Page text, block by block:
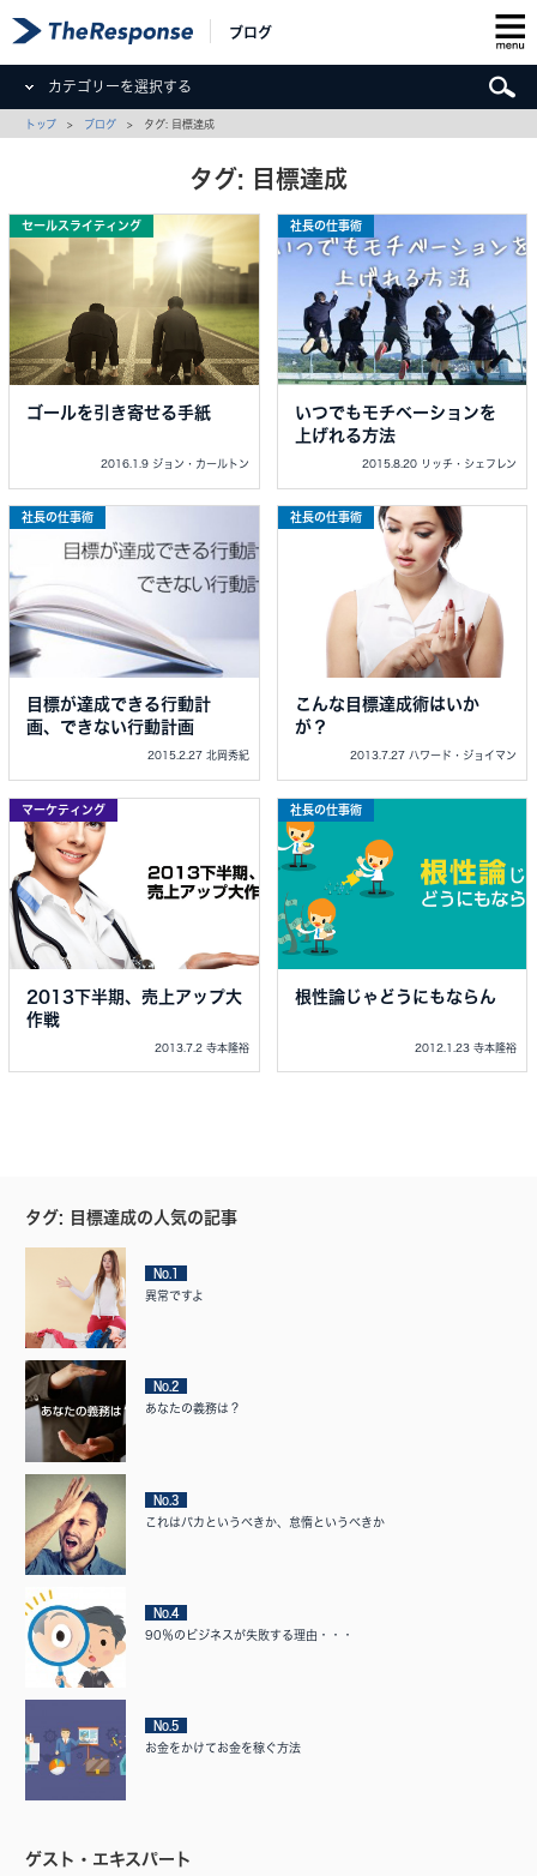
ブログ
カテゴリーを選択する
トップ > ブログ > タグ: 目標達成
タグ: 目標達成
セールスライティング
ゴールを引き寄せる手紙
2016.1.9 ジョン・カールトン
社長の仕事術
いつでもモチベーションを
上げれる方法
2015.8.20 リッチ・シェフレン
社長の仕事術
目標が達成できる行動計
画、できない行動計画
2015.2.27 北岡秀紀
社長の仕事術
こんな目標達成術はいか
が？
2013.7.27 ハワード・ジョイマン
マーケティング
2013下半期、売上アップ大
作戦
2013.7.2 寺本隆裕
社長の仕事術
根性論じゃどうにもならん
2012.1.23 寺本隆裕
タグ: 目標達成の人気の記事
No.1
異常ですよ
No.2
あなたの義務は？
No.3
これはバカというべきか、怠惰というべきか
No.4
90％のビジネスが失敗する理由・・・
No.5
お金をかけてお金を稼ぐ方法
ゲスト・エキスパート